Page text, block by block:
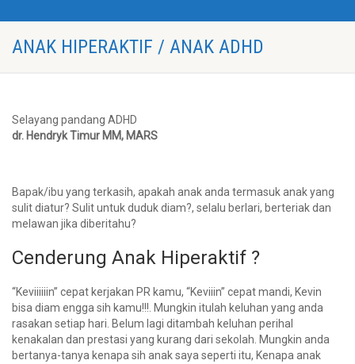
ANAK HIPERAKTIF / ANAK ADHD
Selayang pandang ADHD
dr. Hendryk Timur MM, MARS
Bapak/ibu yang terkasih, apakah anak anda termasuk anak yang
sulit diatur? Sulit untuk duduk diam?, selalu berlari, berteriak dan
melawan jika diberitahu?
Cenderung Anak Hiperaktif ?
“Keviiiiiin” cepat kerjakan PR kamu, “Keviiin” cepat mandi, Kevin
bisa diam engga sih kamu!!!. Mungkin itulah keluhan yang anda
rasakan setiap hari. Belum lagi ditambah keluhan perihal
kenakalan dan prestasi yang kurang dari sekolah. Mungkin anda
bertanya-tanya kenapa sih anak saya seperti itu, Kenapa anak